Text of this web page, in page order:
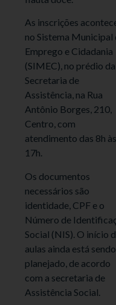
As inscrições
no Sistema Municipal
Emprego e Cidadania
(SIMEC), no prédio da
Secretaria de
Assistência, na Rua
Antônio Borges, 210,
Centro, com
atendimento das 8h às
17h.
Os documentos
necessários são
identidade, CPF e o
Número de
Social (NIS). O início
aulas ainda está sendo
planejado, de acordo
com a secretaria de
Assistência Social.